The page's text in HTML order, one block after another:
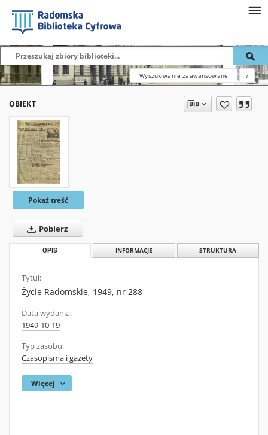
Wyszukiwanie zaawansowane ?
OBIEKT
Pokaż treść
Pobierz
OPIS INFORMACJE STRUKTURA
Tytuł:
Życie Radomskie, 1949, nr 288
Data wydania:
1949-10-19
Typ zasobu:
Czasopisma i gazety
Więcej